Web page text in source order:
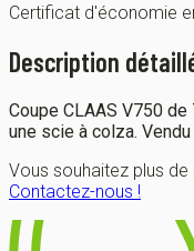
Certificat d'économie
Description
Coupe CLAAS V750
une scie à colza.
Vous souhaitez plus
Contactez-nous !